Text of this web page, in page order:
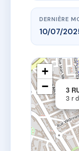
DERNIÈRE
10/07/
3
3 r
+
−